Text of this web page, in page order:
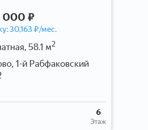
000 ₽
30,163 ₽/мес.
58.1 м2
1-й Рабфаковский
Этаж
6